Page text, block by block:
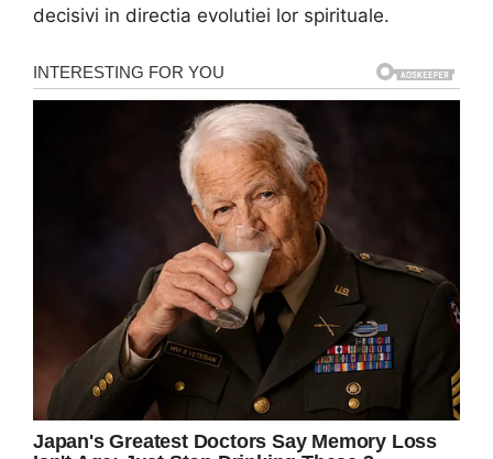
decisivi in directia evolutiei lor spirituale.